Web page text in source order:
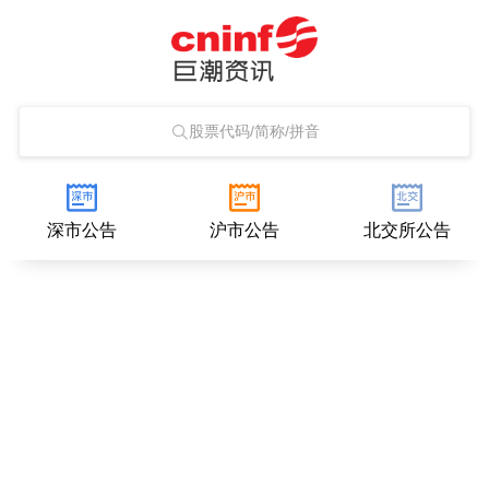
股票代码/简称/拼音
深市公告 沪市公告 北交所公告